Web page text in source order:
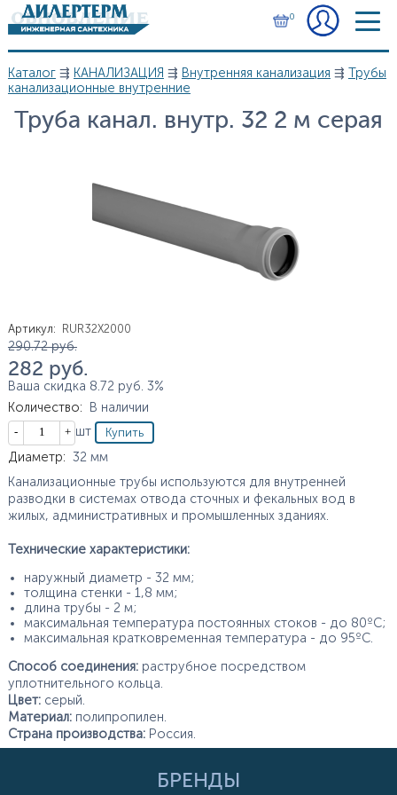
Перейти к основному содержанию
0
Вы здесь
Каталог⇶ КАНАЛИЗАЦИЯ ⇶ Внутренняя канализация ⇶ Трубы
канализационные внутренние
Труба канал. внутр. 32 2 м серая
Артикул: RUR32X2000
Цена
290.72 руб.
282 руб.
Ваша скидка 8.72 руб. 3%
Количество:
В наличии
Кол-во
шт
Характеристики
Диаметр: 32 мм
Канализационные трубы используются для внутренней
разводки в системах отвода сточных и фекальных вод в
жилых, административных и промышленных зданиях.
Технические характеристики:
наружный диаметр - 32 мм;
толщина стенки - 1,8 мм;
длина трубы - 2 м;
максимальная температура постоянных стоков - до 80ºС;
максимальная кратковременная температура - до 95ºС.
Способ соединения:раструбное посредством
уплотнительного кольца.
Цвет:серый.
Материал:полипропилен.
Страна производства:Россия.
БРЕНДЫ